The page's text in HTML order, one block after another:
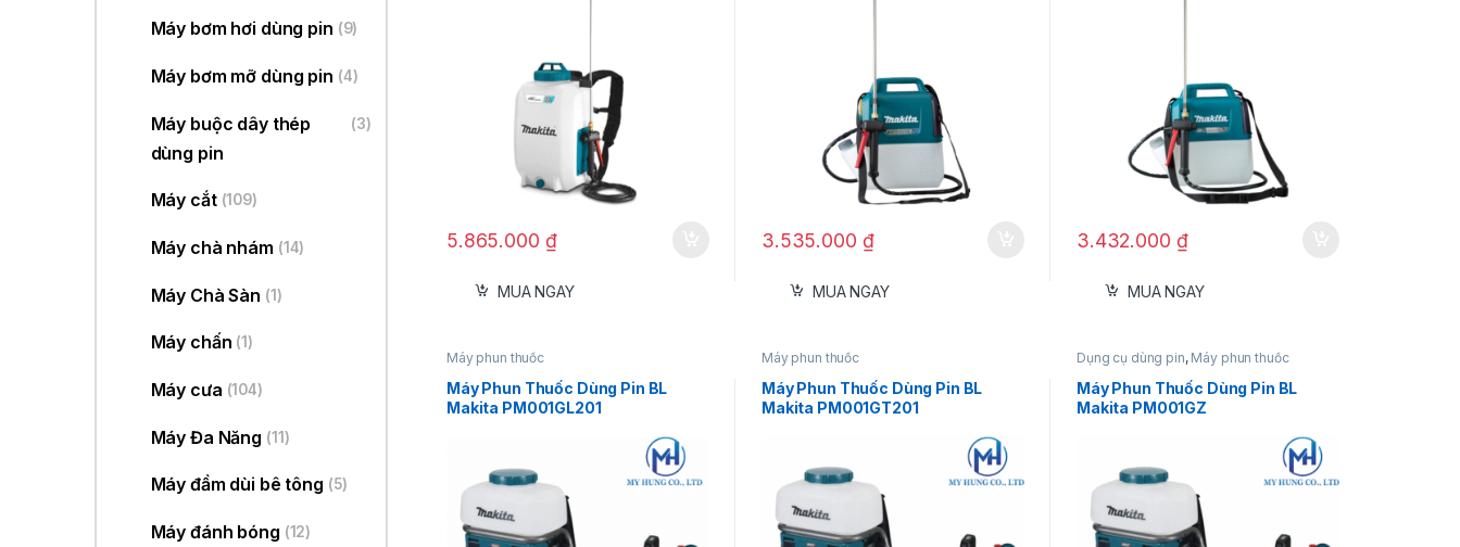
5.865.000 ₫
MUA NGAY
3.535.000 ₫
MUA NGAY
3.432.000 ₫
MUA NGAY
Máy phun thuốc
Máy Phun Thuốc Dùng Pin BL
Makita PM001GL201
Máy phun thuốc
Máy Phun Thuốc Dùng Pin BL
Makita PM001GT201
Dụng cụ dùng pin, Máy phun thuốc
Máy Phun Thuốc Dùng Pin BL
Makita PM001GZ
Máy bơm hơi dùng pin (9)
Máy bơm mỡ dùng pin (4)
Máy buộc dây thép
dùng pin
(3)
Máy cắt (109)
Máy chà nhám (14)
Máy Chà Sàn (1)
Máy chấn (1)
Máy cưa (104)
Máy Đa Năng (11)
Máy đầm dùi bê tông (5)
Máy đánh bóng (12)